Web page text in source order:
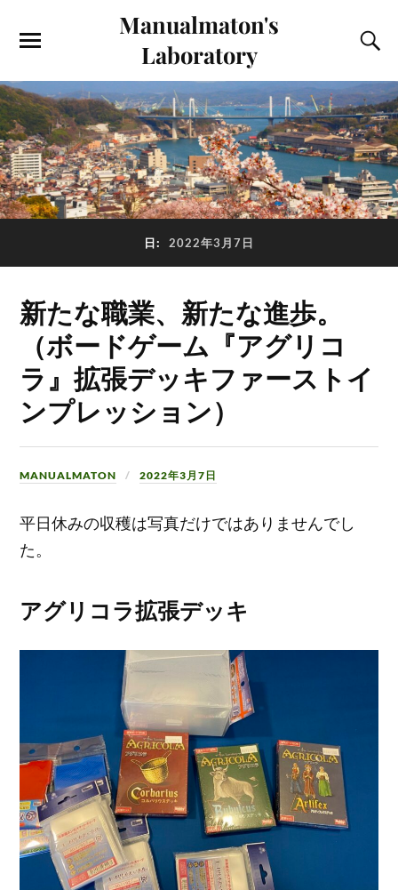
Manualmaton's
Laboratory
日: 2022年3月7日
新たな職業、新たな進歩。
（ボードゲーム『アグリコ
ラ』拡張デッキファーストイ
ンプレッション）
MANUALMATON 2022年3月7日
平日休みの収穫は写真だけではありませんでし
た。
アグリコラ拡張デッキ